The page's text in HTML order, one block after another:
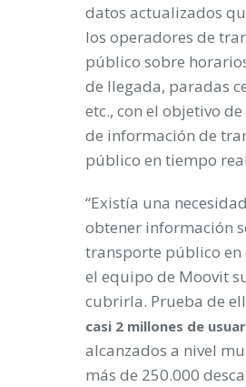
datos actualizados
los operadores de
público sobre
de llegada, paradas
etc., con el objetivo
de información de
público en tiempo
“Existía una
obtener información
transporte público en
el equipo de Moovit
cubrirla. Prueba de
casi 2 millones de
alcanzados a nivel
más de 250.000